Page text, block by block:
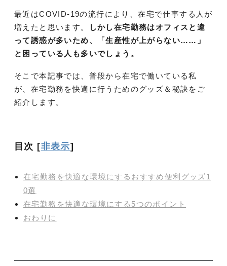
最近はCOVID-19の流行により、在宅で仕事する人が
増えたと思います。
しかし在宅勤務はオフィスと違
って誘惑が多いため、「生産性が上がらない……」
と困っている人も多いでしょう。
そこで本記事では、普段から在宅で働いている私
が、在宅勤務を快適に行うためのグッズ＆秘訣をご
紹介します。
目次 [非表示]
在宅勤務を快適な環境にするおすすめ便利グッズ1
0選
在宅勤務を快適な環境にする5つのポイント
おわりに